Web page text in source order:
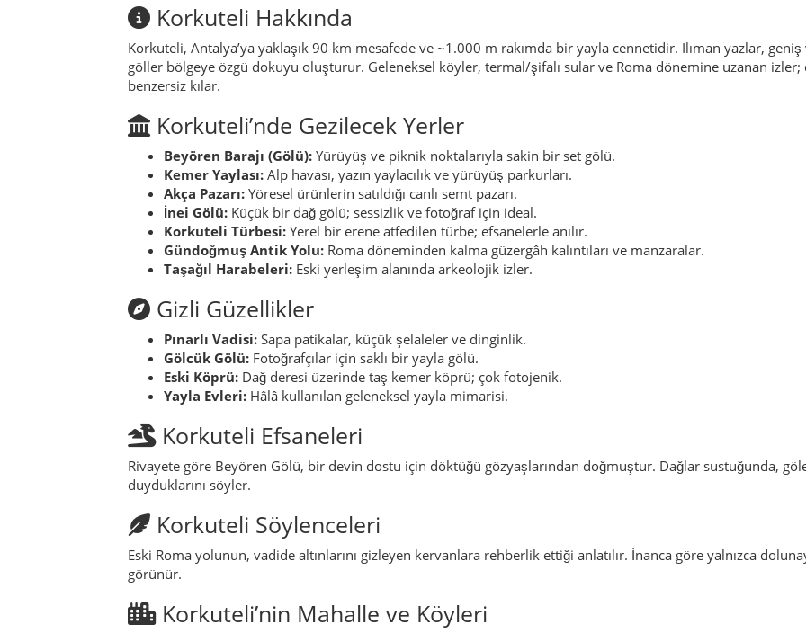
Korkuteli Hakkında
Korkuteli, Antalya’ya yaklaşık 90 km mesafede ve ~1.000 m rakımda bir yayla cennetidir. Ilıman yazlar,
göller bölgeye özgü dokuyu oluşturur. Geleneksel köyler, termal/şifalı sular ve Roma dönemine uzanan izler;
benzersiz kılar.
Korkuteli’nde Gezilecek Yerler
Beyören Barajı (Gölü): Yürüyüş ve piknik noktalarıyla sakin bir set gölü.
Kemer Yaylası: Alp havası, yazın yaylacılık ve yürüyüş parkurları.
Akça Pazarı: Yöresel ürünlerin satıldığı canlı semt pazarı.
İnei Gölü: Küçük bir dağ gölü; sessizlik ve fotoğraf için ideal.
Korkuteli Türbesi: Yerel bir erene atfedilen türbe; efsanelerle anılır.
Gündoğmuş Antik Yolu: Roma döneminden kalma güzergâh kalıntıları ve manzaralar.
Taşağıl Harabeleri: Eski yerleşim alanında arkeolojik izler.
Gizli Güzellikler
Pınarlı Vadisi: Sapa patikalar, küçük şelaleler ve dinginlik.
Gölcük Gölü: Fotoğrafçılar için saklı bir yayla gölü.
Eski Köprü: Dağ deresi üzerinde taş kemer köprü; çok fotojenik.
Yayla Evleri: Hâlâ kullanılan geleneksel yayla mimarisi.
Korkuteli Efsaneleri
Rivayete göre Beyören Gölü, bir devin dostu için döktüğü gözyaşlarından doğmuştur. Dağlar sustuğunda,
duyduklarını söyler.
Korkuteli Söylenceleri
Eski Roma yolunun, vadide altınlarını gizleyen kervanlara rehberlik ettiği anlatılır. İnanca göre yalnızca
görünür.
Korkuteli’nin Mahalle ve Köyleri